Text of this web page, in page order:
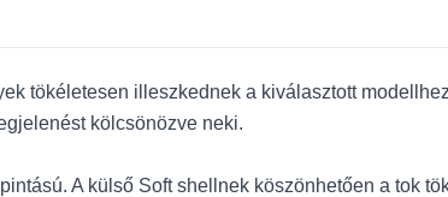
tökéletesen illeszkednek a kiválasztott
kölcsönözve neki.
A külső Soft shellnek köszönhetően a tok